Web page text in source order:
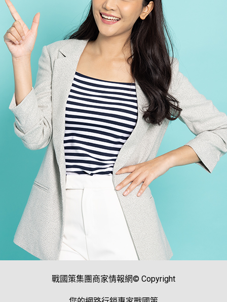
戰國策集團商家情報網© Copyright